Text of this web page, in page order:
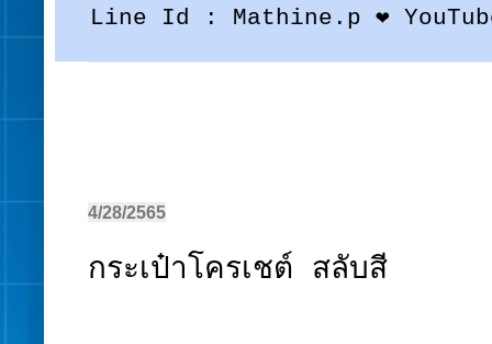
Line Id : Mathine.p ❤
4/28/2565
กระเป๋าโครเชต์ สลับสี